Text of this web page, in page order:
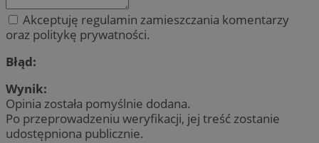
Akceptuję regulamin zamieszczania komentarzy
oraz politykę prywatności.
Błąd:
Wynik:
Opinia została pomyślnie dodana.
Po przeprowadzeniu weryfikacji, jej treść zostanie
udostępniona publicznie.